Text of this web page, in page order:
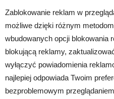
Zablokowanie reklam w
możliwe dzięki różnym
wbudowanych opcji blokowania
blokującą reklamy,
wyłączyć powiadomienia
najlepiej odpowiada Twoim
bezproblemowym